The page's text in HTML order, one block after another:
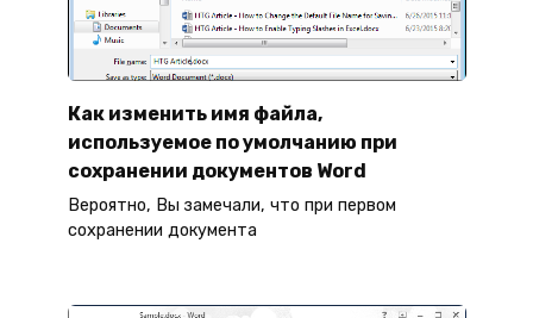
Как изменить имя файла,
используемое по умолчанию при
сохранении документов Word
Вероятно, Вы замечали, что при первом
сохранении документа